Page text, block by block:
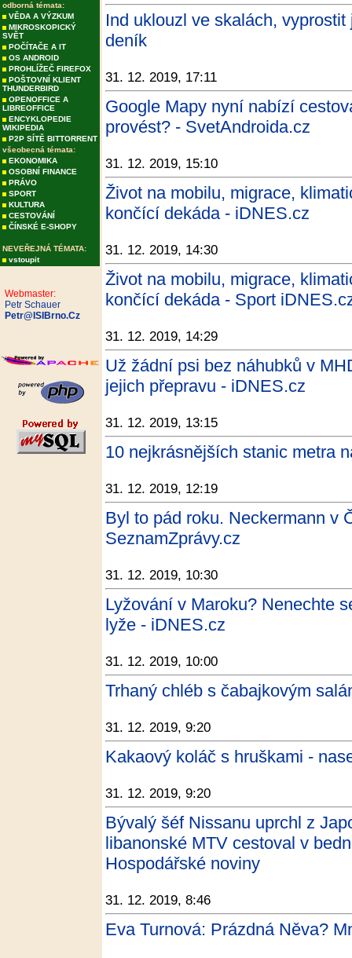
odborná témata:
VĚDA A VÝZKUM
MIKROSKOPICKÝ
SVĚT
POČÍTAČE A IT
OS ANDROID
PROHLÍŽEČ FIREFOX
POŠTOVNÍ KLIENT
THUNDERBIRD
OPENOFFICE A
LIBREOFFICE
ENCYKLOPEDIE
WIKIPEDIA
P2P SÍTĚ BITTORRENT
všeobecná témata:
EKONOMIKA
OSOBNÍ FINANCE
PRÁVO
SPORT
KULTURA
CESTOVÁNÍ
ČÍNSKÉ E-SHOPY
NEVEŘEJNÁ TÉMATA:
vstoupit
Webmaster:
Petr Schauer
Petr@ISIBrno.Cz
Ind uklouzl ve skalách,
deník
31. 12. 2019, 17:11
Google Mapy nyní nabízí
provést? - SvetAndroida.cz
31. 12. 2019, 15:10
Život na mobilu, migrace,
končící dekáda - iDNES.cz
31. 12. 2019, 14:30
Život na mobilu, migrace,
končící dekáda - Sport
31. 12. 2019, 14:29
Už žádní psi bez náhubků v
jejich přepravu - iDNES.cz
31. 12. 2019, 13:15
10 nejkrásnějších stanic metra
31. 12. 2019, 12:19
Byl to pád roku. Neckermann v
SeznamZprávy.cz
31. 12. 2019, 10:30
Lyžování v Maroku? Nenechte
lyže - iDNES.cz
31. 12. 2019, 10:00
Trhaný chléb s čabajkovým
31. 12. 2019, 9:20
Kakaový koláč s hruškami -
31. 12. 2019, 9:20
Bývalý šéf Nissanu uprchl z
libanonské MTV cestoval v
Hospodářské noviny
31. 12. 2019, 8:46
Eva Turnová: Prázdná Něva?